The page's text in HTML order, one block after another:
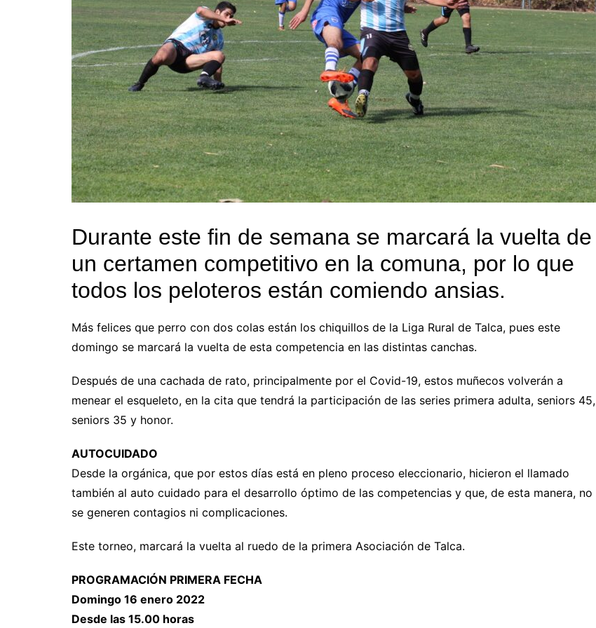
Durante este fin de semana se marcará la vuelta de
un certamen competitivo en la comuna, por lo que
todos los peloteros están comiendo ansias.
Más felices que perro con dos colas están los chiquillos de la Liga Rural de Talca, pues este
domingo se marcará la vuelta de esta competencia en las distintas canchas.
Después de una cachada de rato, principalmente por el Covid-19, estos muñecos volverán a
menear el esqueleto, en la cita que tendrá la participación de las series primera adulta, seniors 45,
seniors 35 y honor.
AUTOCUIDADO
Desde la orgánica, que por estos días está en pleno proceso eleccionario, hicieron el llamado
también al auto cuidado para el desarrollo óptimo de las competencias y que, de esta manera, no
se generen contagios ni complicaciones.
Este torneo, marcará la vuelta al ruedo de la primera Asociación de Talca.
PROGRAMACIÓN PRIMERA FECHA
Domingo 16 enero 2022
Desde las 15.00 horas